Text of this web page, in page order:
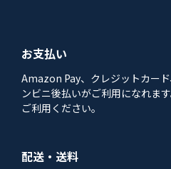
お支払い
Amazon Pay、クレジットカー
ンビニ後払いがご利用になれま
ご利用ください。
配送・送料